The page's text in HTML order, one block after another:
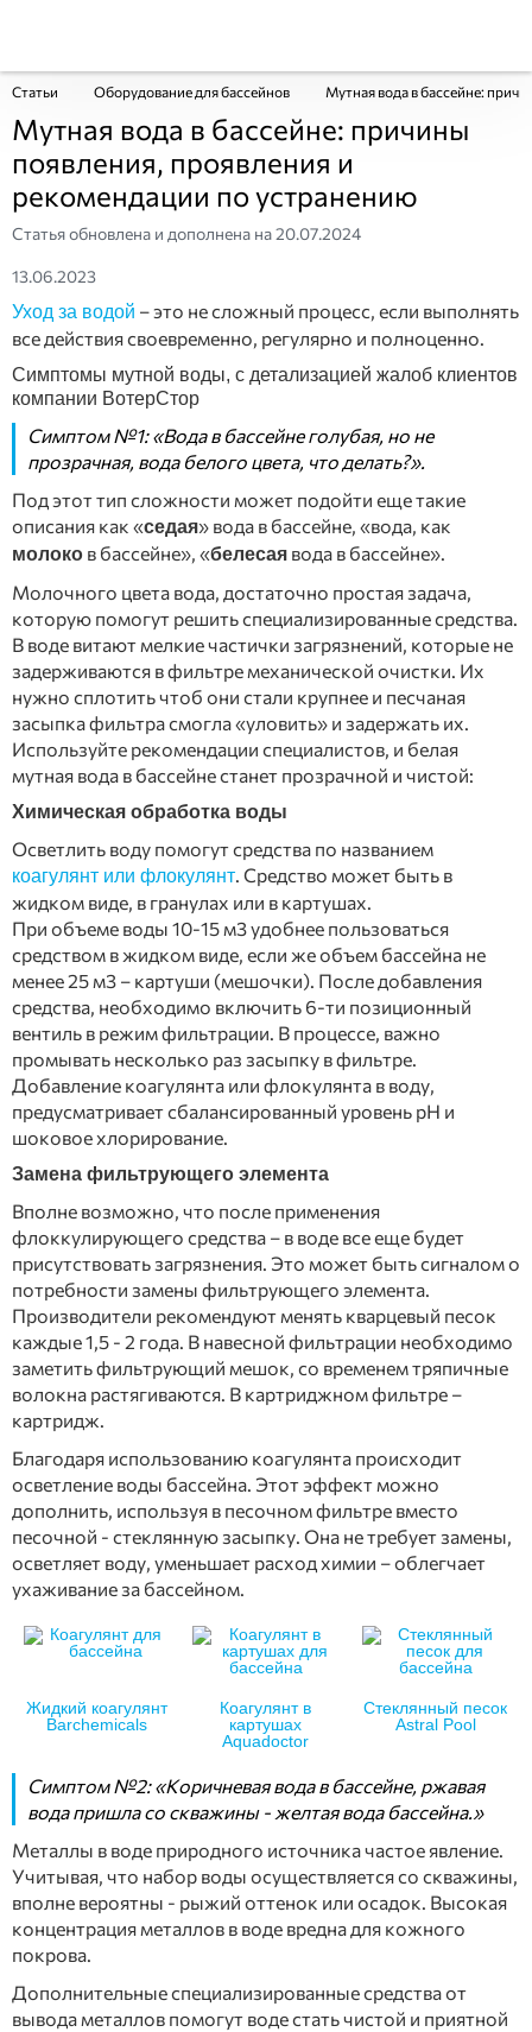
Статьи Оборудование для бассейнов Мутная вода в бассейне:
Мутная вода в бассейне: причины
появления, проявления и
рекомендации по устранению
Статья обновлена и дополнена на20.07.2024
13.06.2023
Уход за водой – это не сложный процесс, если выполнять
все действия своевременно, регулярно и полноценно.
Симптомы мутной воды, с детализацией жалоб клиентов
компании ВотерСтор
Симптом №1: «Вода в бассейне голубая, но не
прозрачная, вода белого цвета, что делать?».
Под этот тип сложности может подойти еще такие
описания как «седая» вода в бассейне, «вода, как
молоко в бассейне», «белесая вода в бассейне».
Молочного цвета вода, достаточно простая задача,
которую помогут решить специализированные средства.
В воде витают мелкие частички загрязнений, которые не
задерживаются в фильтре механической очистки. Их
нужно сплотить чтоб они стали крупнее и песчаная
засыпка фильтра смогла «уловить» и задержать их.
Используйте рекомендации специалистов, и белая
мутная вода в бассейне станет прозрачной и чистой:
Химическая обработка воды
Осветлить воду помогут средства по названием
коагулянт или флокулянт. Средство может быть в
жидком виде, в гранулах или в картушах.
При объеме воды 10-15 м3 удобнее пользоваться
средством в жидком виде, если же объем бассейна не
менее 25 м3 – картуши (мешочки). После добавления
средства, необходимо включить 6-ти позиционный
вентиль в режим фильтрации. В процессе, важно
промывать несколько раз засыпку в фильтре.
Добавление коагулянта или флокулянта в воду,
предусматривает сбалансированный уровень рН и
шоковое хлорирование.
Замена фильтрующего элемента
Вполне возможно, что после применения
флоккулирующего средства – в воде все еще будет
присутствовать загрязнения. Это может быть сигналом о
потребности замены фильтрующего элемента.
Производители рекомендуют менять кварцевый песок
каждые 1,5 - 2 года. В навесной фильтрации необходимо
заметить фильтрующий мешок, со временем тряпичные
волокна растягиваются. В картриджном фильтре –
картридж.
Благодаря использованию коагулянта происходит
осветление воды бассейна. Этот эффект можно
дополнить, используя в песочном фильтре вместо
песочной - стеклянную засыпку. Она не требует замены,
осветляет воду, уменьшает расход химии – облегчает
ухаживание за бассейном.
Жидкий коагулянт
Barchemicals
Коагулянт в
картушах
Aquadoctor
Стеклянный песок
Astral Pool
Симптом №2: «Коричневая вода в бассейне, ржавая
вода пришла со скважины - желтая вода бассейна.»
Металлы в воде природного источника частое явление.
Учитывая, что набор воды осуществляется со скважины,
вполне вероятны - рыжий оттенок или осадок. Высокая
концентрация металлов в воде вредна для кожного
покрова.
Дополнительные специализированные средства от
вывода металлов помогут воде стать чистой и приятной